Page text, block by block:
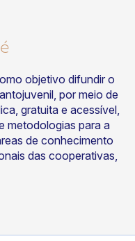
objetivo difundir o
por meio de
gratuita e acessível,
metodologias para a
de conhecimento
das cooperativas,